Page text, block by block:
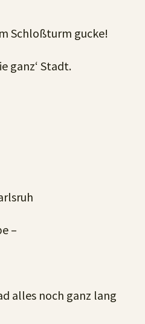
Schloßturm gucke!
ganz‘ Stadt.
–
alles noch ganz lang